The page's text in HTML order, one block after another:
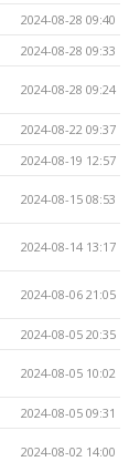
2024-08-28 09:40
2024-08-28 09:33
2024-08-28 09:24
2024-08-22 09:37
2024-08-19 12:57
2024-08-15 08:53
2024-08-14 13:17
2024-08-06 21:05
2024-08-05 20:35
2024-08-05 10:02
2024-08-05 09:31
2024-08-02 14:00